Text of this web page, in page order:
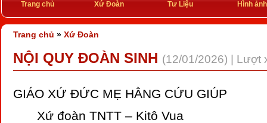
Trang chủ Xứ Đoàn Tư Liệu Hình ảnh
Trang chủ » Xứ Đoàn
NỘI QUY ĐOÀN SINH (12/01/2026) | Lượt
GIÁO XỨ ĐỨC MẸ HẰNG CỨU GIÚP
Xứ đoàn TNTT – Kitô Vua